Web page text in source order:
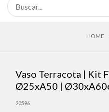
HOME
Vaso Terracota | Kit
Ø25xA50 |
20596